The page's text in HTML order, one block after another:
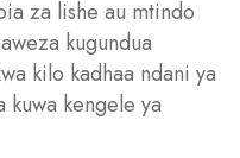
za lishe au mtindo
kugundua
kilo kadhaa ndani ya
kengele ya